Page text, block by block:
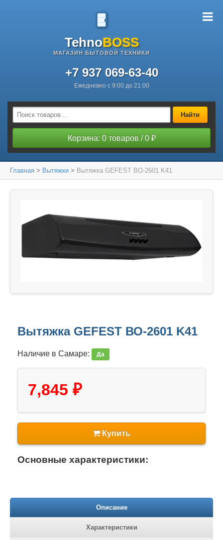
TehnoBOSS
МАГАЗИН БЫТОВОЙ ТЕХНИКИ
+7 937 069-63-40
Ежедневно с 9:00 до 21:00
Найти
Корзина: 0 товаров / 0 ₽
Главная > Вытяжки > Вытяжка GEFEST ВО-2601 K41
Вытяжка GEFEST ВО-2601 K41
Наличие в Самаре: Да
7,845 ₽
Купить
Основные характеристики:
Описание
Характеристики